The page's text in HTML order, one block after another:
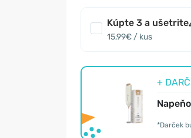
Kúpte 3 a ušetrite
15,99€ / kus
+
*Darček